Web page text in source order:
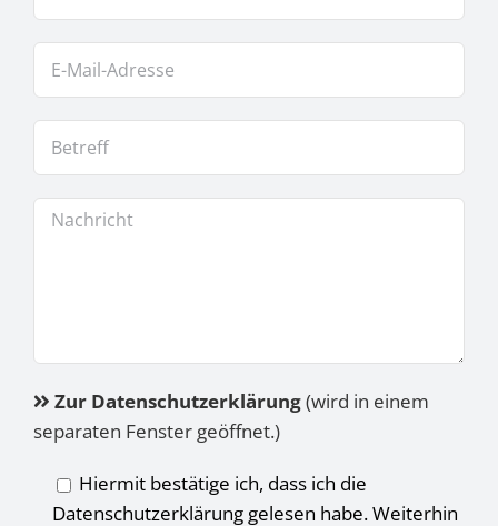
Zur Datenschutzerklärung(wird in einem
separaten Fenster geöffnet.)
Hiermit bestätige ich, dass ich die
Datenschutzerklärung gelesen habe. Weiterhin